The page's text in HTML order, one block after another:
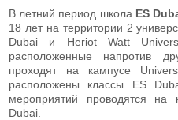
В летний период школа ES
18 лет на территории 2
Dubai и Heriot Watt
расположенные напротив
проходят на кампусе
расположены классы ES
мероприятий проводятся на
Dubai.